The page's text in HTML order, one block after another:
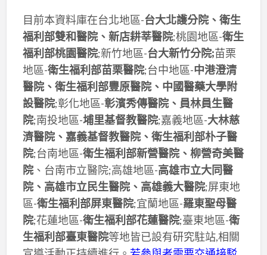
目前本資料庫在台北地區-台大北護分院、衛生
福利部雙和醫院、新店耕莘醫院;桃園地區-衛生
福利部桃園醫院;新竹地區-台大新竹分院;苗栗
地區-衛生福利部苗栗醫院;台中地區-中港澄清
醫院、衛生福利部豐原醫院、中國醫藥大學附
設醫院;彰化地區-彰濱秀傳醫院、員林員生醫
院;南投地區-埔里基督教醫院;嘉義地區-大林慈
濟醫院、嘉義基督教醫院、衛生福利部朴子醫
院;台南地區-衛生福利部新營醫院、柳營奇美醫
院、台南市立醫院;高雄地區-高雄市立大同醫
院、高雄市立民生醫院、高雄義大醫院;屏東地
區-衛生福利部屏東醫院;宜蘭地區-羅東聖母醫
院;花蓮地區-衛生福利部花蓮醫院;臺東地區-衛
生福利部臺東醫院等地皆已設有研究駐站,相關